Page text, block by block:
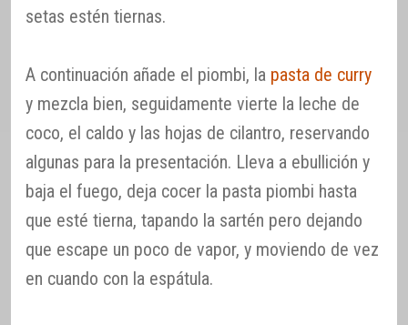
setas estén tiernas.
A continuación añade el piombi, la pasta de curry
y mezcla bien, seguidamente vierte la leche de
coco, el caldo y las hojas de cilantro, reservando
algunas para la presentación. Lleva a ebullición y
baja el fuego, deja cocer la pasta piombi hasta
que esté tierna, tapando la sartén pero dejando
que escape un poco de vapor, y moviendo de vez
en cuando con la espátula.